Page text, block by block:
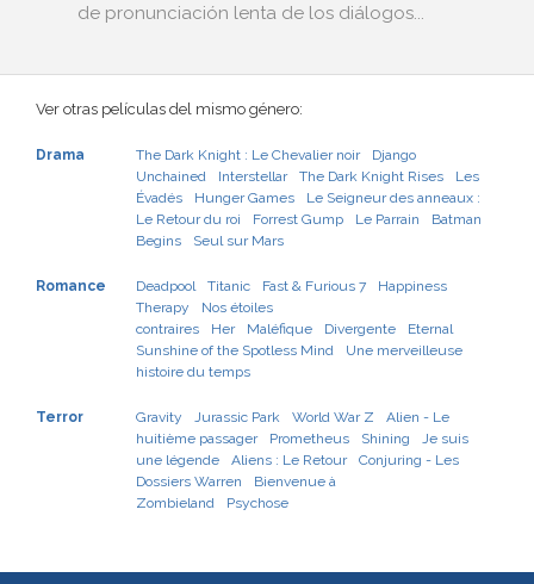
de pronunciación lenta de los diálogos...
Ver otras películas del mismo género:
Drama The Dark Knight : Le Chevalier noir
Django
Unchained
Interstellar The Dark Knight Rises
Les
Évadés
Hunger Games
Le Seigneur des anneaux :
Le Retour du roi
Forrest Gump Le Parrain
Batman
Begins
Seul sur Mars
Romance Deadpool Titanic Fast & Furious 7
Happiness
Therapy
Nos étoiles
contraires
Her Maléfique Divergente
Eternal
Sunshine of the Spotless Mind
Une merveilleuse
histoire du temps
Terror Gravity Jurassic Park World War Z
Alien - Le
huitième passager
Prometheus Shining
Je suis
une légende
Aliens : Le Retour
Conjuring - Les
Dossiers Warren
Bienvenue à
Zombieland
Psychose